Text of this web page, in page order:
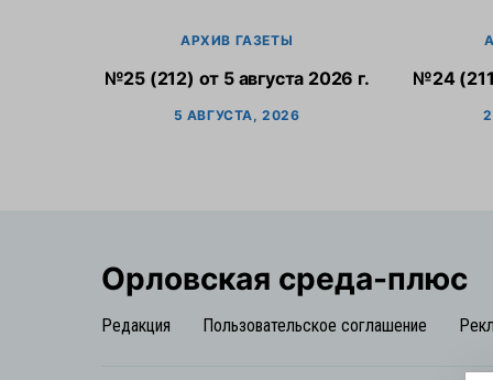
АРХИВ ГАЗЕТЫ
№25 (212) от 5 августа 2026 г.
5 АВГУСТА, 2026
№24
Орловская cреда-плюс
Редакция Пользовательское соглашение